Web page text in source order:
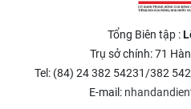
Tổng Biên tập :
Trụ sở chính: 71
Tel: (84) 24 382 54231/382
E-mail: